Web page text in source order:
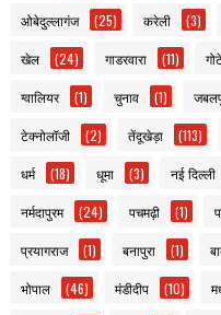
ओबेदुल्लागंज (25) करेली (3)
खेल (24) गाडरवारा (11)
ग्वालियर (1) चुनाव (1)
टेक्नोलॉजी (2) तेंदूखेड़ा (113)
धर्म (18) धूमा (3) नई दिल्ली
नर्मदापुरम (24) पचमढ़ी (1)
प्रयागराज (1) बनापुरा (1)
भोपाल (46) मंडीदीप (10)